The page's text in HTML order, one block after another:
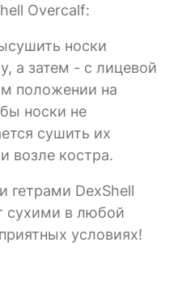
Overcalf:
носки
а затем - с лицевой
положении на
носки не
сушить их
возле костра.
гетрами DexShell
сухими в любой
условиях!